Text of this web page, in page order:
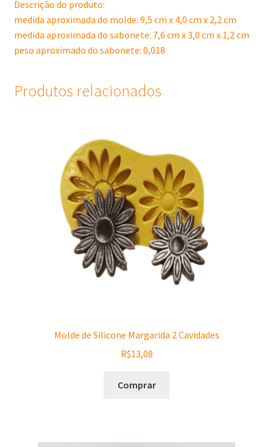
Descrição do produto:
medida aproximada do molde: 9,5 cm x 4,0 cm x 2,2 cm
medida aproximada do sabonete: 7,6 cm x 3,0 cm x 1,2 cm
peso aproximado do sabonete: 0,018
Produtos relacionados
Molde de Silicone Margarida 2 Cavidades
R$13,08
Comprar